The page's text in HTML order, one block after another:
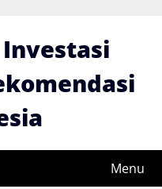
Menu